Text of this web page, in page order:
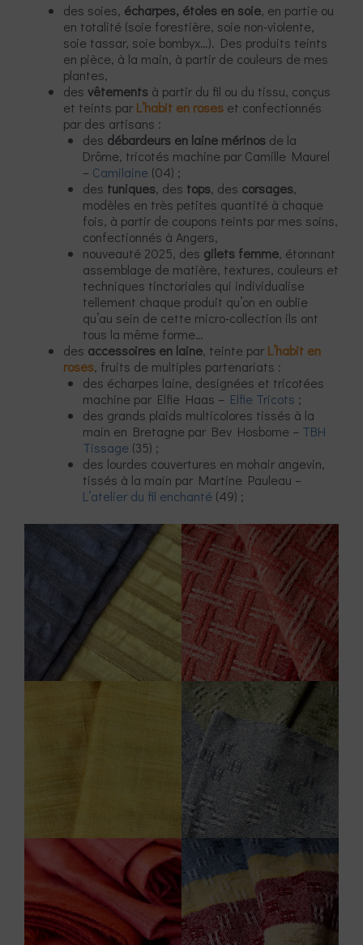
des soies, écharpes, étoles en soie, en partie ou
en totalité (soie forestière, soie non-violente,
soie tassar, soie bombyx…). Des produits teints
en pièce, à la main, à partir de couleurs de mes
plantes,
des vêtements à partir du fil ou du tissu, conçus
et teints par L’habit en roses et confectionnés
par des artisans :
des débardeurs en laine mérinos de la
Drôme, tricotés machine par Camille Maurel
– Camilaine (04) ;
des tuniques, des tops, des corsages,
modèles en très petites quantité à chaque
fois, à partir de coupons teints par mes soins,
confectionnés à Angers,
nouveauté 2025, des gilets femme, étonnant
assemblage de matière, textures, couleurs et
techniques tinctoriales qui individualise
tellement chaque produit qu’on en oublie
qu’au sein de cette micro-collection ils ont
tous la même forme…
des accessoires en laine, teinte par L’habit en
roses, fruits de multiples partenariats :
des écharpes laine, designées et tricotées
machine par Elfie Haas – Elfie Tricots ;
des grands plaids multicolores tissés à la
main en Bretagne par Bev Hosborne – TBH
Tissage (35) ;
des lourdes couvertures en mohair angevin,
tissés à la main par Martine Pauleau –
L’atelier du fil enchanté (49) ;